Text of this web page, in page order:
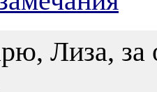
Лиза,